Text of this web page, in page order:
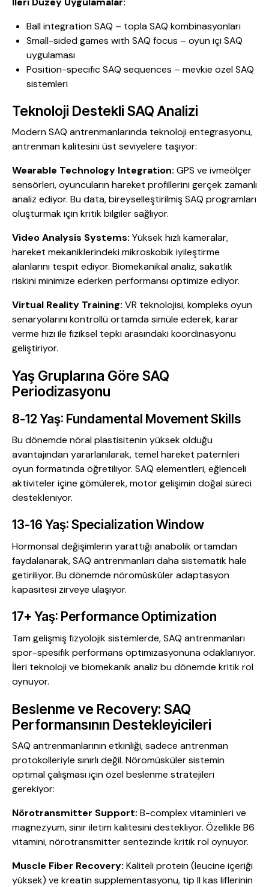
Ball integration SAQ – topla SAQ kombinasyonları
Small-sided games with SAQ focus – oyun içi SAQ
uygulaması
Position-specific SAQ sequences – mevkie özel SAQ
sistemleri
Teknoloji Destekli SAQ Analizi
Modern SAQ antrenmanlarında teknoloji entegrasyonu,
antrenman kalitesini üst seviyelere taşıyor:
Wearable Technology Integration: GPS ve ivmeölçer
sensörleri, oyuncuların hareket profillerini gerçek zamanlı
analiz ediyor. Bu data, bireyselleştirilmiş SAQ programları
oluşturmak için kritik bilgiler sağlıyor.
Video Analysis Systems: Yüksek hızlı kameralar,
hareket mekaniklerindeki mikroskobik iyileştirme
alanlarını tespit ediyor. Biomekanikal analiz, sakatlık
riskini minimize ederken performansı optimize ediyor.
Virtual Reality Training: VR teknolojisi, kompleks oyun
senaryolarını kontrollü ortamda simüle ederek, karar
verme hızı ile fiziksel tepki arasındaki koordinasyonu
geliştiriyor.
Yaş Gruplarına Göre SAQ
Periodizasyonu
8-12 Yaş: Fundamental Movement Skills
Bu dönemde nöral plastisitenin yüksek olduğu
avantajından yararlanılarak, temel hareket paternleri
oyun formatında öğretiliyor. SAQ elementleri, eğlenceli
aktiviteler içine gömülerek, motor gelişimin doğal süreci
destekleniyor.
13-16 Yaş: Specialization Window
Hormonsal değişimlerin yarattığı anabolik ortamdan
faydalanarak, SAQ antrenmanları daha sistematik hale
getiriliyor. Bu dönemde nöromüsküler adaptasyon
kapasitesi zirveye ulaşıyor.
17+ Yaş: Performance Optimization
Tam gelişmiş fizyolojik sistemlerde, SAQ antrenmanları
spor-spesifik performans optimizasyonuna odaklanıyor.
İleri teknoloji ve biomekanik analiz bu dönemde kritik rol
oynuyor.
Beslenme ve Recovery: SAQ
Performansının Destekleyicileri
SAQ antrenmanlarının etkinliği, sadece antrenman
protokolleriyle sınırlı değil. Nöromüsküler sistemin
optimal çalışması için özel beslenme stratejileri
gerekiyor:
Nörotransmitter Support: B-complex vitaminleri ve
magnezyum, sinir iletim kalitesini destekliyor. Özellikle B6
vitamini, nörotransmitter sentezinde kritik rol oynuyor.
Muscle Fiber Recovery: Kaliteli protein (leucine içeriği
yüksek) ve kreatin supplementasyonu, tip II kas liflerinin